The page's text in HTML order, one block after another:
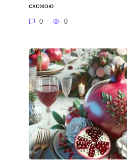
схожою
0 0